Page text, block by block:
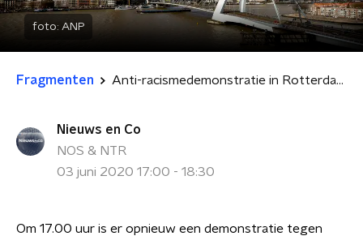
foto: ANP
Fragmenten Anti-racismedemonstratie in Rotterdam rond Erasmusbrug
Nieuws en Co
NOS & NTR
03 juni 2020 17:00 - 18:30
Om 17.00 uur is er opnieuw een demonstratie tegen